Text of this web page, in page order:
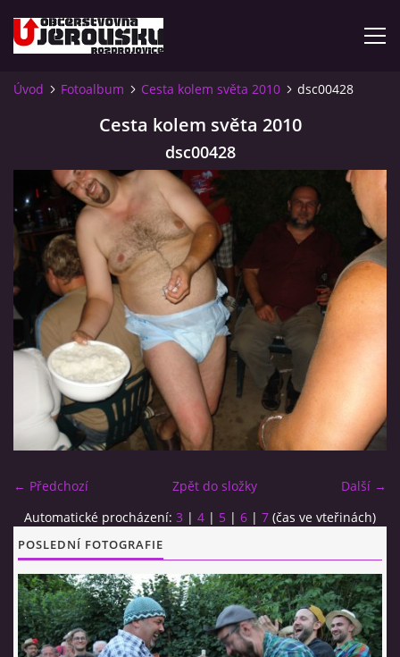
VIDLÁCKÝ VÍCEBOJ 2023 - VIDEO
OTEVÍRACÍ DOBA
VIDLÁCKÝ VÍCEBOJ 2020 - ČLÁNEK Z ROZDROJOVICKÉ
DRBNY 4/2020
VIDLÁCKÝ VÍCEBOJ 2020 - VIDEO
CO SI U NÁS DÁTE?
FOTOALBUM
CESTA KOLEM SVĚTA 2014 - VIDEO
Úvod Fotoalbum Cesta kolem světa 2010 dsc00428
Cesta kolem světa 2010
dsc00428
← Předchozí Další →
Zpět do složky
Automatické procházení: 3 | 4 | 5 | 6 | 7 (čas ve vteřinách)
POSLEDNÍ FOTOGRAFIE